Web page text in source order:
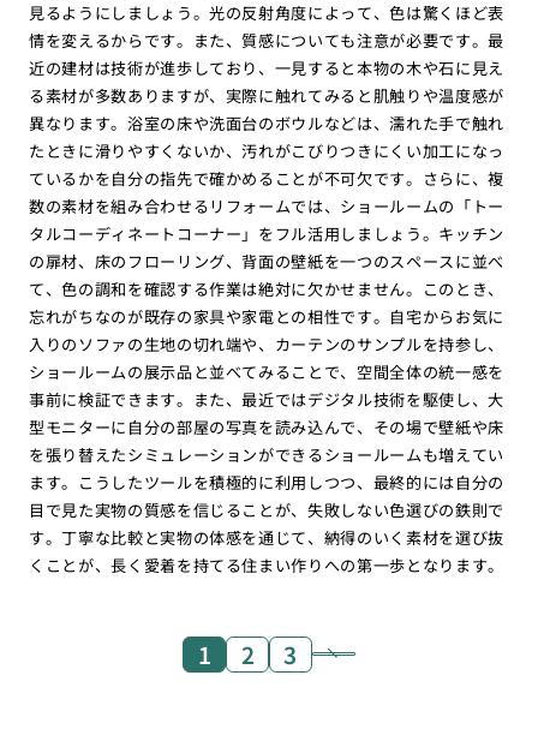
見るようにしましょう。光の反射角度によって、色は驚くほど表
情を変えるからです。また、質感についても注意が必要です。最
近の建材は技術が進歩しており、一見すると本物の木や石に見え
る素材が多数ありますが、実際に触れてみると肌触りや温度感が
異なります。浴室の床や洗面台のボウルなどは、濡れた手で触れ
たときに滑りやすくないか、汚れがこびりつきにくい加工になっ
ているかを自分の指先で確かめることが不可欠です。さらに、複
数の素材を組み合わせるリフォームでは、ショールームの「トー
タルコーディネートコーナー」をフル活用しましょう。キッチン
の扉材、床のフローリング、背面の壁紙を一つのスペースに並べ
て、色の調和を確認する作業は絶対に欠かせません。このとき、
忘れがちなのが既存の家具や家電との相性です。自宅からお気に
入りのソファの生地の切れ端や、カーテンのサンプルを持参し、
ショールームの展示品と並べてみることで、空間全体の統一感を
事前に検証できます。また、最近ではデジタル技術を駆使し、大
型モニターに自分の部屋の写真を読み込んで、その場で壁紙や床
を張り替えたシミュレーションができるショールームも増えてい
ます。こうしたツールを積極的に利用しつつ、最終的には自分の
目で見た実物の質感を信じることが、失敗しない色選びの鉄則で
す。丁寧な比較と実物の体感を通じて、納得のいく素材を選び抜
くことが、長く愛着を持てる住まい作りへの第一歩となります。
1 2 3